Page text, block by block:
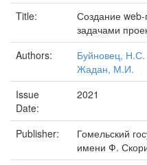
Title:
Создание
задачами
Authors:
Буйновец, Н.С.
Жадан, М.И.
Issue
Date:
2021
Publisher:
Гомельский
имени Ф.